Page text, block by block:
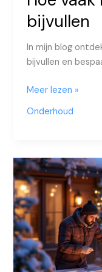
bijvullen
In mijn blog
bijvullen en
Hoe
jacuzzi
bijvullen
Meer lezen »
Onderhoud